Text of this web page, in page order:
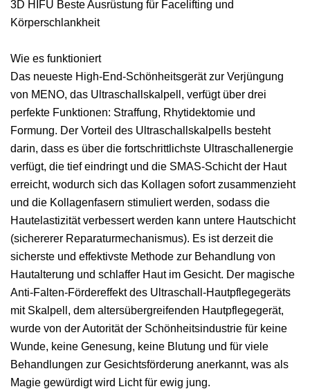
3D HIFU Beste Ausrüstung für Facelifting und
Körperschlankheit
Wie es funktioniert
Das neueste High-End-Schönheitsgerät zur Verjüngung
von MENO, das Ultraschallskalpell, verfügt über drei
perfekte Funktionen: Straffung, Rhytidektomie und
Formung. Der Vorteil des Ultraschallskalpells besteht
darin, dass es über die fortschrittlichste Ultraschallenergie
verfügt, die tief eindringt und die SMAS-Schicht der Haut
erreicht, wodurch sich das Kollagen sofort zusammenzieht
und die Kollagenfasern stimuliert werden, sodass die
Hautelastizität verbessert werden kann untere Hautschicht
(sichererer Reparaturmechanismus). Es ist derzeit die
sicherste und effektivste Methode zur Behandlung von
Hautalterung und schlaffer Haut im Gesicht. Der magische
Anti-Falten-Fördereffekt des Ultraschall-Hautpflegegeräts
mit Skalpell, dem altersübergreifenden Hautpflegegerät,
wurde von der Autorität der Schönheitsindustrie für keine
Wunde, keine Genesung, keine Blutung und für viele
Behandlungen zur Gesichtsförderung anerkannt, was als
Magie gewürdigt wird Licht für ewig jung.